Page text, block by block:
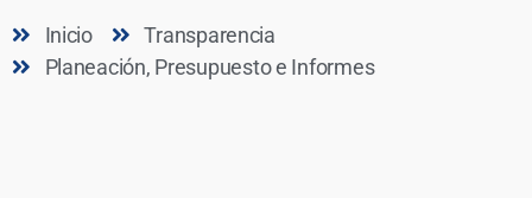
Inicio
Transparencia
Planeación, Presupuesto e Informes